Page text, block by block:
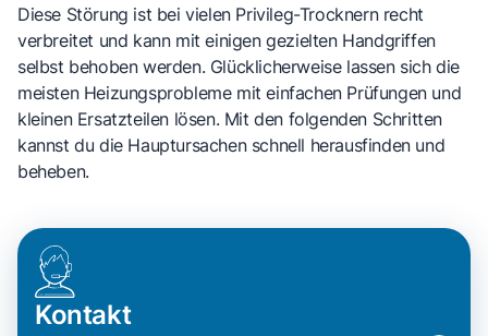
Diese Störung ist bei vielen Privileg-Trocknern recht
verbreitet und kann mit einigen gezielten Handgriffen
selbst behoben werden. Glücklicherweise lassen sich die
meisten Heizungsprobleme mit einfachen Prüfungen und
kleinen Ersatzteilen lösen. Mit den folgenden Schritten
kannst du die Hauptursachen schnell herausfinden und
beheben.
Kontakt